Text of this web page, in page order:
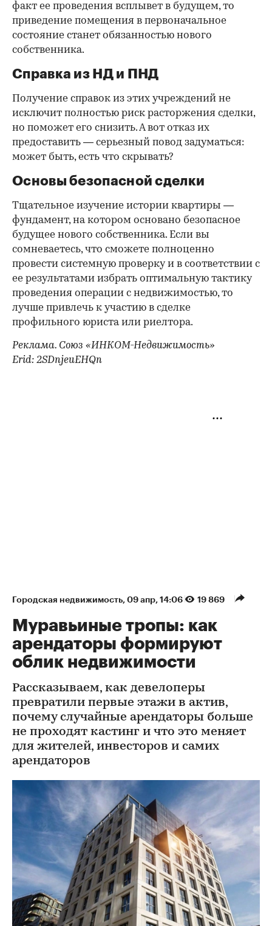
факт ее проведения всплывет в будущем, то
приведение помещения в первоначальное
состояние станет обязанностью нового
собственника.
Справка из НД и ПНД
Получение справок из этих учреждений не
исключит полностью риск расторжения сделки,
но поможет его снизить. А вот отказ их
предоставить — серьезный повод задуматься:
может быть, есть что скрывать?
Основы безопасной сделки
Тщательное изучение истории квартиры —
фундамент, на котором основано безопасное
будущее нового собственника. Если вы
сомневаетесь, что сможете полноценно
провести системную проверку и в соответствии с
ее результатами избрать оптимальную тактику
проведения операции с недвижимостью, то
лучше привлечь к участию в сделке
профильного юриста или риелтора.
Реклама. Союз «ИНКОМ-Недвижимость»
Erid: 2SDnjeuEHQn
Городская недвижимость 09 апр, 14:06 19 869
Муравьиные тропы: как
арендаторы формируют
облик недвижимости
Рассказываем, как девелоперы
превратили первые этажи в актив,
почему случайные арендаторы больше
не проходят кастинг и что это меняет
для жителей, инвесторов и самих
арендаторов